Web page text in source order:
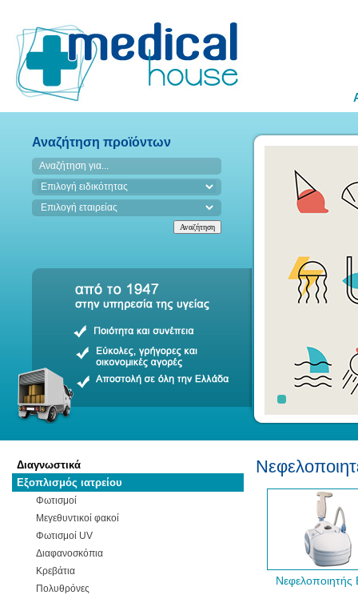
Αναζήτηση προϊόντων
Διαγνωστικά
Εξοπλισμός ιατρείου
Φωτισμοί
Μεγεθυντικοί φακοί
Φωτισμοί UV
Διαφανοσκόπια
Κρεβάτια
Πολυθρόνες
Νεφελοποιητής